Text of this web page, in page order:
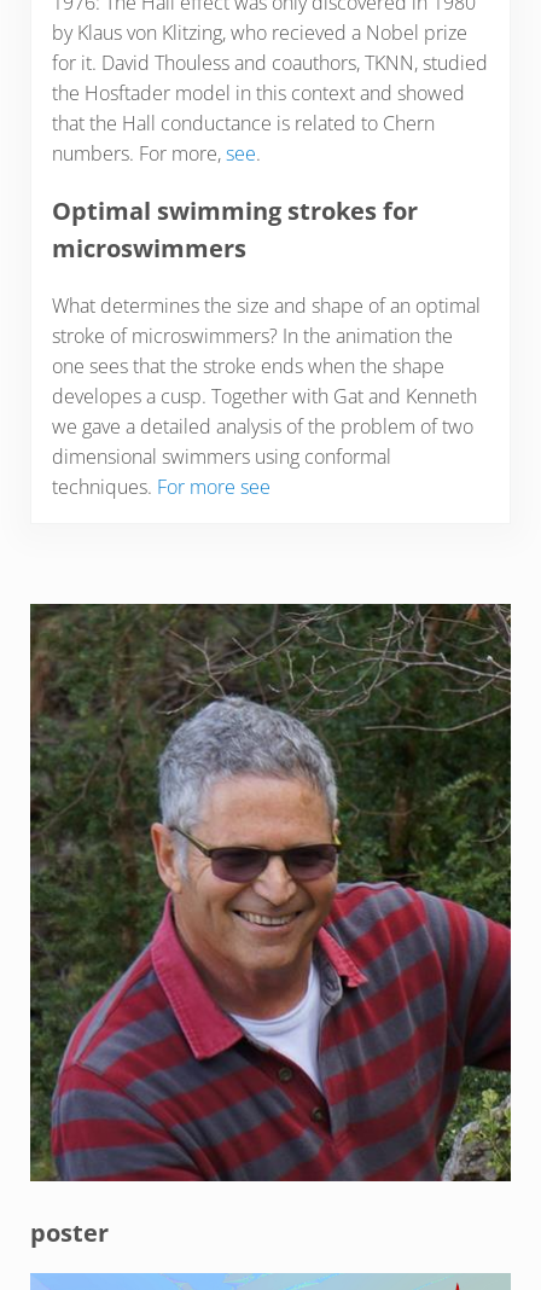
by Klaus von Klitzing, who recieved a Nobel prize
for it. David Thouless and coauthors, TKNN, studied
the Hosftader model in this context and showed
that the Hall conductance is related to Chern
numbers. For more,see.
Optimal swimming strokes for
microswimmers
What determines the size and shape of an optimal
stroke of microswimmers? In the animation the
one sees that the stroke ends when the shape
developes a cusp. Together with Gat and Kenneth
we gave a detailed analysis of the problem of two
dimensional swimmers using conformal
techniques. For more see
Sidebar
poster